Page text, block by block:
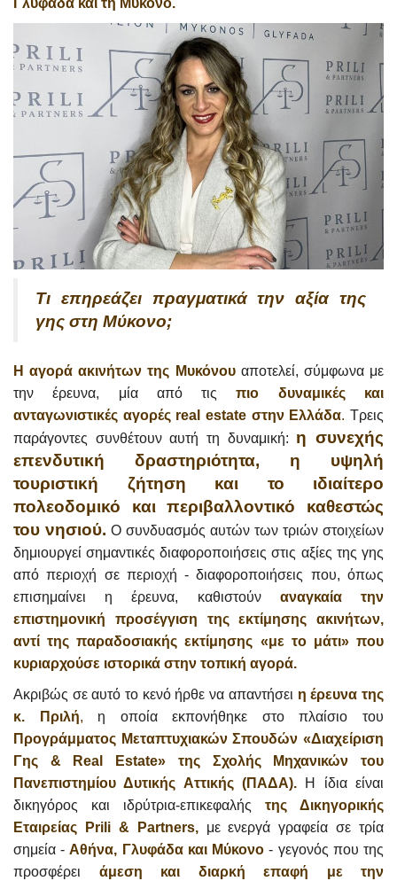
Τι επηρεάζει πραγματικά την αξία της
γης στη Μύκονο;
Η αγορά ακινήτων της Μυκόνουαποτελεί, σύμφωνα με
την έρευνα, μία από τιςπιο δυναμικές και
ανταγωνιστικές αγορές real estate στην Ελλάδα.Τρεις
παράγοντες συνθέτουν αυτή τη δυναμική: η συνεχής
επενδυτική δραστηριότητα, η υψηλή
τουριστική ζήτηση και το ιδιαίτερο
πολεοδομικό και περιβαλλοντικό καθεστώς
του νησιού. Ο συνδυασμός αυτών των τριών στοιχείων
δημιουργεί σημαντικές διαφοροποιήσεις στις αξίες της γης
από περιοχή σε περιοχή - διαφοροποιήσεις που, όπως
επισημαίνει η έρευνα, καθιστούν
αναγκαία την
επιστημονική προσέγγιση της εκτίμησης ακινήτων,
αντί της παραδοσιακής εκτίμησης «με το μάτι» που
κυριαρχούσε ιστορικά στην τοπική αγορά.
Ακριβώς σε αυτό το κενό ήρθε να απαντήσει η έρευνα της
κ. Πριλή, η οποία εκπονήθηκε στο πλαίσιο του
Προγράμματος Μεταπτυχιακών Σπουδών «Διαχείριση
Γης & Real Estate» της Σχολής Μηχανικών του
Πανεπιστημίου Δυτικής Αττικής (ΠΑΔΑ). Η ίδια είναι
δικηγόρος και ιδρύτρια-επικεφαλής της Δικηγορικής
Εταιρείας Prili & Partners,
με ενεργά γραφεία σε τρία
σημεία -Αθήνα, Γλυφάδα και Μύκονο - γεγονός που της
προσφέρει άμεση και διαρκή επαφή με την